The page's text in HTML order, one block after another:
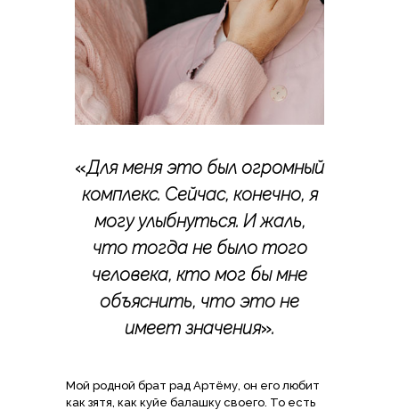
Мой родной брат рад Артёму, он его любит
как зятя, как куйе балашку своего. То есть
«Для меня это был огромный
комплекс. Сейчас, конечно, я
могу улыбнуться. И жаль,
что тогда не было того
человека, кто мог бы мне
объяснить, что это не
имеет значения».